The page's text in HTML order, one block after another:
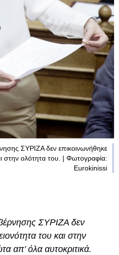
ΣΥΡΙΖΑ δεν επικοινωνήθηκε
στην ολότητα του. | Φωτογραφία:
Eurokinissi
ΣΥΡΙΖΑ δεν
του και στην
απ’ όλα αυτοκριτικά.